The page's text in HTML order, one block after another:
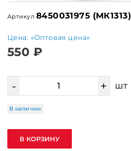
Артикул 8450031975 (МК1313)
Цена: «Оптовая цена»
550 ₽
- + шт
В наличии
В КОРЗИНУ